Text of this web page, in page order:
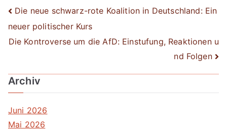
Beitrags-
Navigation
Die neue schwarz-rote Koalition in Deutschland: Ein
neuer politischer Kurs
Die Kontroverse um die AfD: Einstufung, Reaktionen u
nd Folgen
Archiv
Juni 2026
Mai 2026